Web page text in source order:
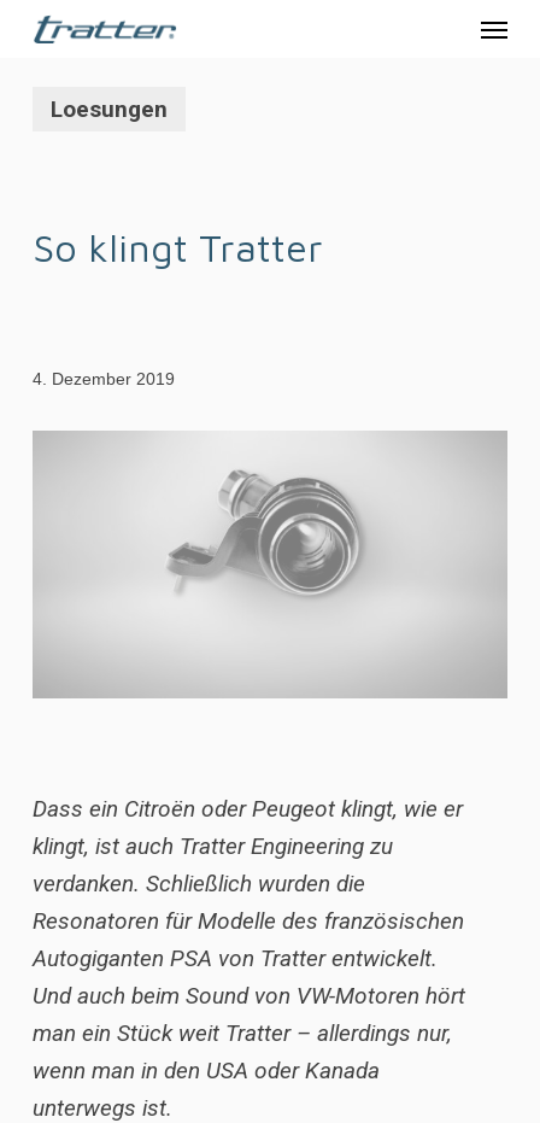
Skip
Menu
Loesungen
So klingt Tratter
4. Dezember 2019
Dass ein Citroën oder Peugeot klingt, wie er
klingt, ist auch Tratter Engineering zu
verdanken. Schließlich wurden die
Resonatoren für Modelle des französischen
Autogiganten PSA von Tratter entwickelt.
Und auch beim Sound von VW-Motoren hört
man ein Stück weit Tratter – allerdings nur,
wenn man in den USA oder Kanada
unterwegs ist.